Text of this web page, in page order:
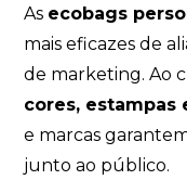
As ecobags
mais eficazes de
de marketing. Ao
cores, estampas
e marcas
junto ao público.